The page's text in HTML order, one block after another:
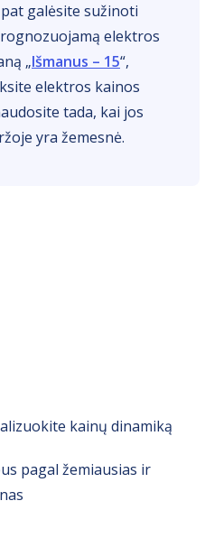
galėsite sužinoti
elektros
„Išmanus – 15“,
elektros kainos
tada, kai jos
yra žemesnė.
kainų dinamiką
pagal žemiausias ir